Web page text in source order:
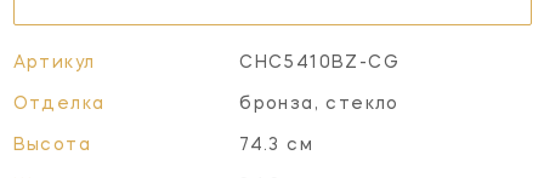
Артикул CHC5410BZ-CG
Отделка бронза, стекло
Высота 74.3 см